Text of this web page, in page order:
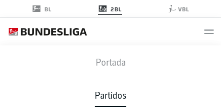
BL 2BL VBL
Portada
Partidos
SVD - BOC
4 1